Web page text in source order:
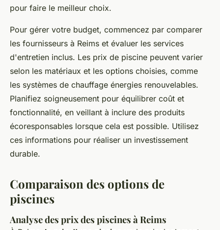
pour faire le meilleur choix.
Pour gérer votre budget, commencez par comparer
les fournisseurs à Reims et évaluer les services
d'entretien inclus. Les prix de piscine peuvent varier
selon les matériaux et les options choisies, comme
les systèmes de chauffage énergies renouvelables.
Planifiez soigneusement pour équilibrer coût et
fonctionnalité, en veillant à inclure des produits
écoresponsables lorsque cela est possible. Utilisez
ces informations pour réaliser un investissement
durable.
Comparaison des options de
piscines
Analyse des prix des piscines à Reims